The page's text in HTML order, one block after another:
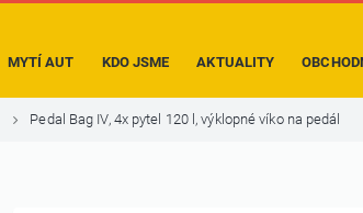
MYTÍ AUT KDO JSME AKTUALITY
Pedal Bag IV, 4x pytel 120 l, výklopné víko na pedál